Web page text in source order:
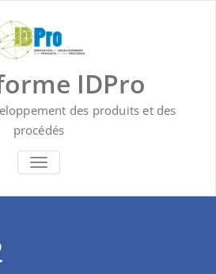
IDPro
des produits et des
procédés
BASCULER LA NAVIGATION